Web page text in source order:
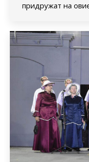
придружат на